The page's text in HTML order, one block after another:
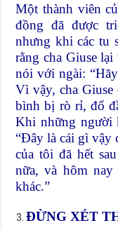
Một thành viên
đồng đã được
nhưng khi các tu
rằng cha Giuse
nói với ngài:
Vì vậy, cha
bình bị rò rỉ, đổ
Khi những người
“Đây là cái gì vậy
của tôi đã hết
nữa, và hôm
khác.”
ĐỪNG XÉT